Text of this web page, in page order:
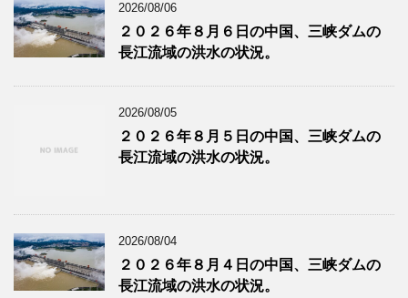
2026/08/06
２０２６年８月６日の中国、三峡ダムの
長江流域の洪水の状況。
2026/08/05
２０２６年８月５日の中国、三峡ダムの
長江流域の洪水の状況。
2026/08/04
２０２６年８月４日の中国、三峡ダムの
長江流域の洪水の状況。